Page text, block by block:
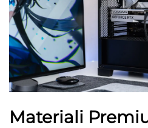
Materiali